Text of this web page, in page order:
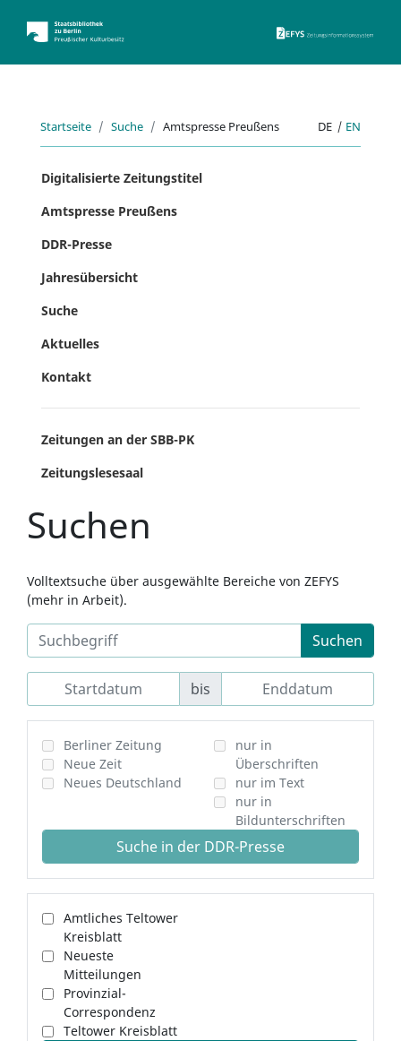
Startseite Suche Amtspresse Preußens DE | EN
Digitalisierte Zeitungstitel
Amtspresse Preußens
DDR-Presse
Jahresübersicht
Suche
Aktuelles
Kontakt
Zeitungen an der SBB-PK
Zeitungslesesaal
Suchen
Volltextsuche über ausgewählte Bereiche von ZEFYS
(mehr in Arbeit).
Suchen
bis
Berliner Zeitung
Neue Zeit
Neues Deutschland
nur in
Überschriften
nur im Text
nur in
Bildunterschriften
Suche in der DDR-Presse
Amtliches Teltower
Kreisblatt
Neueste
Mitteilungen
Provinzial-
Correspondenz
Teltower Kreisblatt